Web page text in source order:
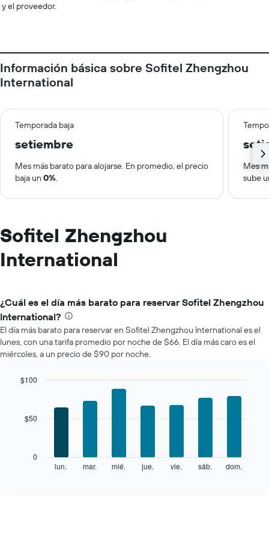
y el proveedor.
Información básica sobre Sofitel Zhengzhou
International
Temporada baja
setiembre
Mes más barato para alojarse. En promedio, el precio
baja un 0%.
Mes
sube
Sofitel Zhengzhou
International
¿Cuál es el día más barato para reservar Sofitel Zhengzhou
International?
El día más barato para reservar en Sofitel Zhengzhou International es el
lunes, con una tarifa promedio por noche de $66. El día más caro es el
miércoles, a un precio de $90 por noche.
lun. mar. mié. jue. vie. sáb. dom.
0
$50
$100